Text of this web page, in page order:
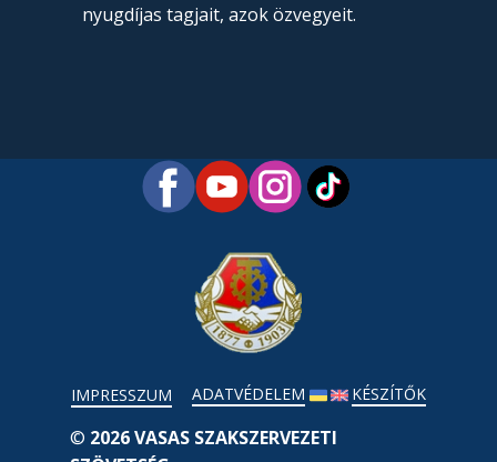
nyugdíjas tagjait, azok özvegyeit.
IMPRESSZUM ADATVÉDELEM KÉSZÍTŐK
© 2026 VASAS SZAKSZERVEZETI